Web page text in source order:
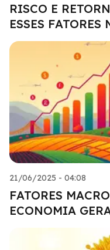
RISCO E
ESSES
21/06/2025 - 04:08
FATORES
ECONOMIA